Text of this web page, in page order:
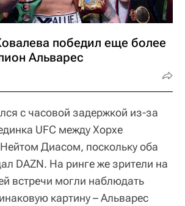
победил еще более
Альварес
с часовой задержкой из-за
UFC между Хорхе
Диасом, поскольку оба
DAZN. На ринге же зрители на
встречи могли наблюдать
картину – Альварес